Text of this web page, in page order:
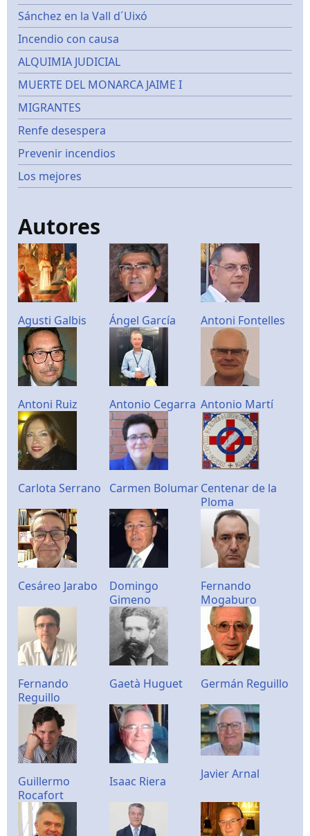
Sánchez en la Vall d´Uixó
Incendio con causa
ALQUIMIA JUDICIAL
MUERTE DEL MONARCA JAIME I
MIGRANTES
Renfe desespera
Prevenir incendios
Los mejores
Autores
Agusti Galbis Ángel García Antoni Fontelles
Antoni Ruiz Antonio Cegarra Antonio Martí
Carlota Serrano Carmen BolumarCentenar de la
Ploma
Cesáreo Jarabo
Domingo
Gimeno
Fernando
Mogaburo
Fernando
Reguillo
Gaetà Huguet Germán Reguillo
Guillermo
Rocafort
Isaac Riera Javier Arnal